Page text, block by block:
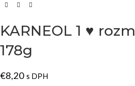
KARNEOL 1 ♥
178g
€8,20 s DPH